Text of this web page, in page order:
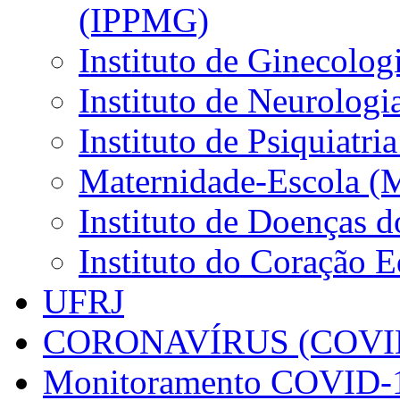
(IPPMG)
Instituto de
Instituto de
Instituto de
Maternidade-Escola
Instituto de Doenças
Instituto do Coração
UFRJ
CORONAVÍRUS
Monitoramento COVID-